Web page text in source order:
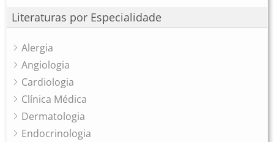
Literaturas por Especialidade
Alergia
Angiologia
Cardiologia
Clínica Médica
Dermatologia
Endocrinologia